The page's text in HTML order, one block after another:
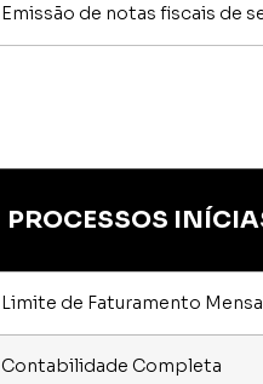
Emissão de notas fiscais de
PROCESSOS
Limite de Faturamento
Contabilidade Completa